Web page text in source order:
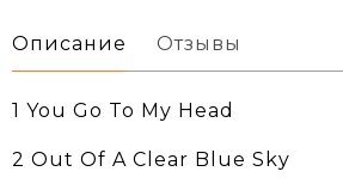
Описание Отзывы
1 You Go To My Head
2 Out Of A Clear Blue Sky